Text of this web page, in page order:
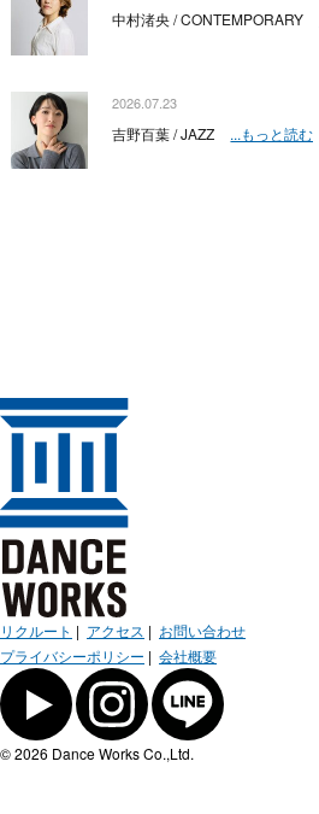
中村渚央 / CONTEMPORARY
2026.07.23
吉野百葉 / JAZZ ...もっと読む
リクルート | アクセス | お問い合わせ
プライバシーポリシー | 会社概要
© 2026 Dance Works Co.,Ltd.